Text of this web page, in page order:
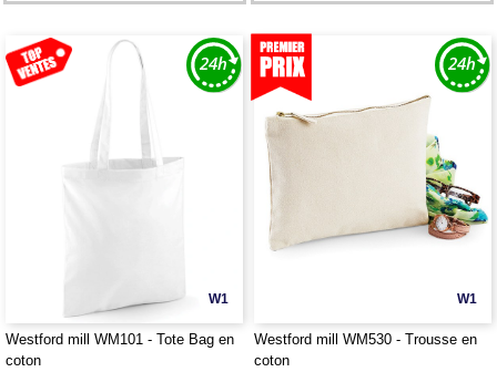
W1
Westford mill WM101 - Tote Bag en
coton
W1
Westford mill WM530 - Trousse en
coton